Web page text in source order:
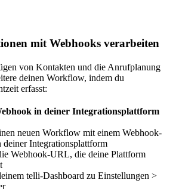
mit Webhooks verarbeiten
von Kontakten und die Anrufplanung
deinen Workflow, indem du
erfasst:
in deiner Integrationsplattform
neuen Workflow mit einem Webhook-
deiner Integrationsplattform
Webhook-URL, die deine Plattform
telli-Dashboard zu Einstellungen >